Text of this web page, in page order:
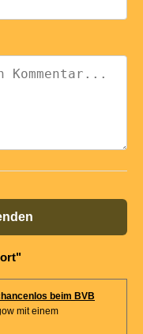
beim BVB
mit einem